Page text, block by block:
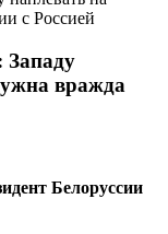
Западу
вражда
Белоруссии